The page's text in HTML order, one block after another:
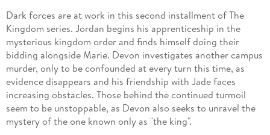
Dark forces are at work in this second installment of The
Kingdom series. Jordan begins his apprenticeship in the
mysterious kingdom order and finds himself doing their
bidding alongside Marie. Devon investigates another campus
murder, only to be confounded at every turn this time, as
evidence disappears and his friendship with Jade faces
increasing obstacles. Those behind the continued turmoil
seem to be unstoppable, as Devon also seeks to unravel the
mystery of the one known only as "the king".